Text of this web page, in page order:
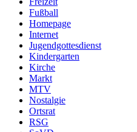
Fußball
Homepage
Internet
Jugendgottesdienst
Kindergarten
Kirche
Markt
MTV
Nostalgie
Ortsrat
RSG